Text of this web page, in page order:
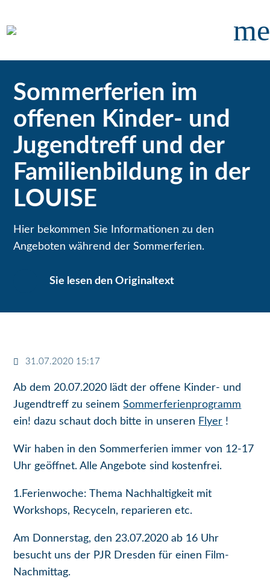
Sommerferien im
offenen Kinder- und
Jugendtreff und der
Familienbildung in der
LOUISE
Hier bekommen Sie Informationen zu den
Angeboten während der Sommerferien.
Sie lesen den Originaltext
31.07.2020 15:17
Ab dem 20.07.2020 lädt der offene Kinder- und
Jugendtreff zu seinemSommerferienprogramm
ein! dazu schaut doch bitte in unseren Flyer !
Wir haben in den Sommerferien immer von 12-17
Uhr geöffnet. Alle Angebote sind kostenfrei.
1.Ferienwoche: Thema Nachhaltigkeit mit
Workshops, Recyceln, reparieren etc.
Am Donnerstag, den 23.07.2020 ab 16 Uhr
besucht uns der PJR Dresden für einen Film-
Nachmittag.